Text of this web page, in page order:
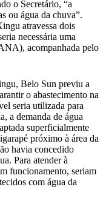
o Secretário, “a
ou água da chuva”.
atravessa dois
necessária uma
acompanhada pelo
Belo Sun previu a
o abastecimento na
seria utilizada para
a demanda de água
superficialmente
próximo à área da
havia concedido
Para atender à
funcionamento, seriam
com água da